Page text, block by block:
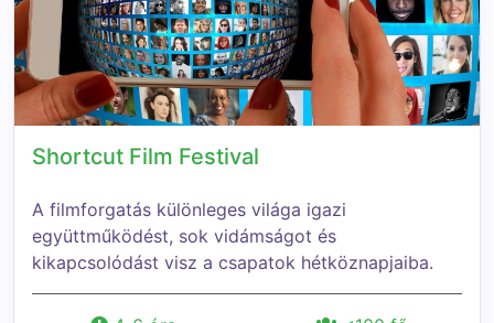
Shortcut Film Festival
A filmforgatás különleges világa igazi
együttműködést, sok vidámságot és
kikapcsolódást visz a csapatok hétköznapjaiba.